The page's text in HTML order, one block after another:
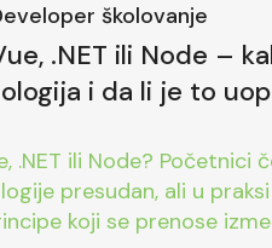
školovanje
.NET ili Node –
i da li je to
.NET ili Node? Početnici
presudan, ali u
koji se prenose